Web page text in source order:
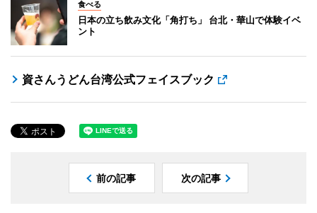
食べる
日本の立ち飲み文化「角打ち」 台北・華山で体験イベ
ント
資さんうどん台湾公式フェイスブック
前の記事 次の記事